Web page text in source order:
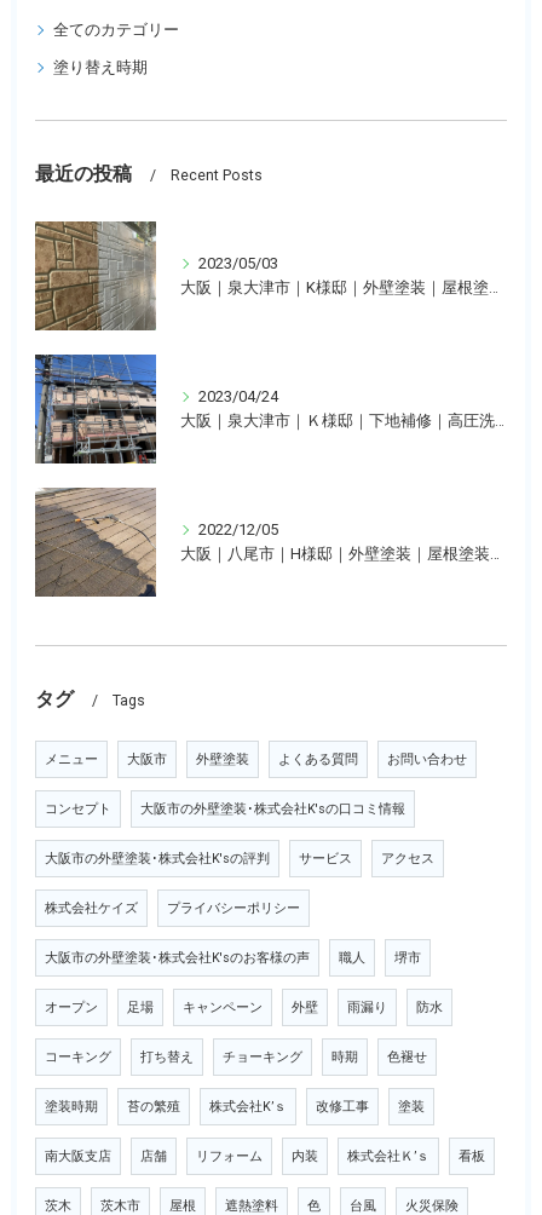
全てのカテゴリー
塗り替え時期
最近の投稿 Recent Posts
2023/05/03
2023/04/24
大阪｜泉大津市｜Ｋ様邸｜下地補修｜高圧洗浄｜株式会社Ｋ’ｓ
2022/12/05
タグ Tags
メニュー 大阪市 外壁塗装 よくある質問 お問い合わせ
コンセプト 大阪市の外壁塗装･株式会社K'sの口コミ情報
大阪市の外壁塗装･株式会社K'sの評判 サービス アクセス
株式会社ケイズ プライバシーポリシー
大阪市の外壁塗装･株式会社K'sのお客様の声 職人 堺市
オープン 足場 キャンペーン 外壁 雨漏り 防水
コーキング 打ち替え チョーキング 時期 色褪せ
塗装時期 苔の繁殖 株式会社K’ｓ 改修工事 塗装
南大阪支店 店舗 リフォーム 内装 株式会社Ｋ’ｓ 看板
茨木 茨木市 屋根 遮熱塗料 色 台風 火災保険